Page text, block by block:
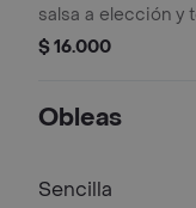
salsa a elección y
$ 16.000
Obleas
Sencilla